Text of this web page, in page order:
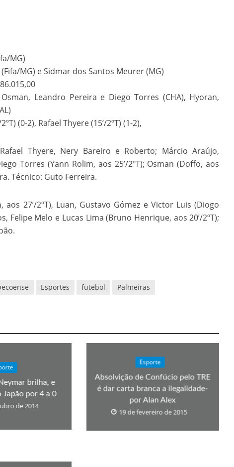
MG)
MG) e Sidmar dos Santos Meurer (MG)
Leandro Pereira e Diego Torres (CHA), Hyoran,
(0-2), Rafael Thyere (15’/2ºT) (1-2),
Thyere, Nery Bareiro e Roberto; Márcio Araújo,
Torres (Yann Rolim, aos 25’/2ºT); Osman (Doffo, aos
Técnico: Guto Ferreira.
aos 27’/2ºT), Luan, Gustavo Gómez e Victor Luis (Diogo
Felipe Melo e Lucas Lima (Bruno Henrique, aos 20’/2ºT);
Esportes futebol Palmeiras
brilha, e
Japão por 4 a 0
de 2014
Esporte
Absolvição de Confúcio pelo TRE
é dar carta branca a ilegalidade-
por Alan Alex
19 de fevereiro de 2015